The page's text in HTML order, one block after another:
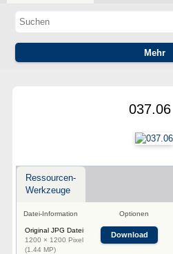
037.06
Ressourcen-
Werkzeuge
Datei-Information Optionen
Original JPG Datei
1200 × 1200 Pixel
(1.44 MP)
Download